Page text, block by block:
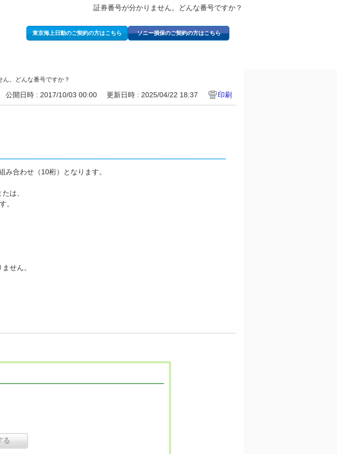
証券番号が分かりません。どんな番号ですか？
東京海上日動のご契約の方はこちら ソニー損保のご契約の方はこちら
。どんな番号ですか？
公開日時 : 2017/10/03 00:00 更新日時 : 2025/04/22 18:37 印刷
合わせ（10桁）となります。
は、
。
せん。